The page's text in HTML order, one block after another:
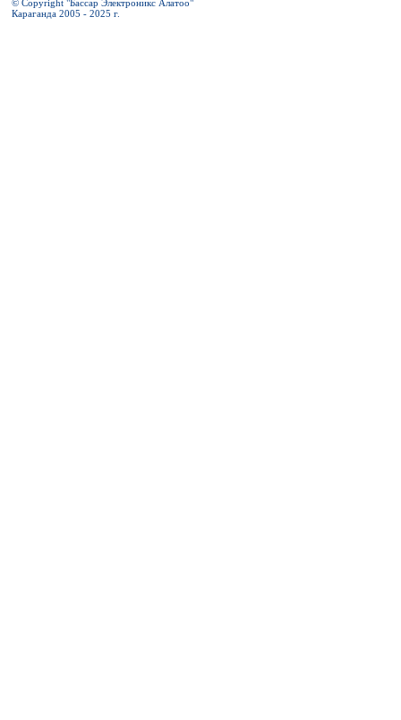
© Copyright "Бассар Электроникс Алатоо"
Караганда 2005 - 2025 г.